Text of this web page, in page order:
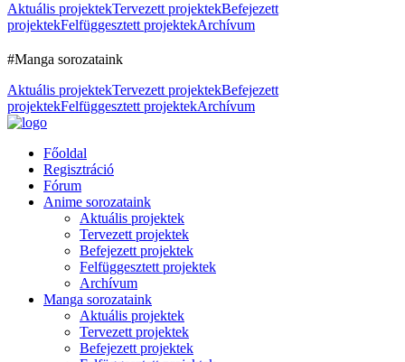
Aktuális projektekTervezett projektekBefejezett
projektekFelfüggesztett projektekArchívum
#Manga sorozataink
Aktuális projektekTervezett projektekBefejezett
projektekFelfüggesztett projektekArchívum
Főoldal
Regisztráció
Fórum
Anime sorozataink
Aktuális projektek
Tervezett projektek
Befejezett projektek
Felfüggesztett projektek
Archívum
Manga sorozataink
Aktuális projektek
Tervezett projektek
Befejezett projektek